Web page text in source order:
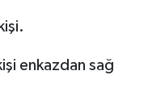
enkazdan sağ